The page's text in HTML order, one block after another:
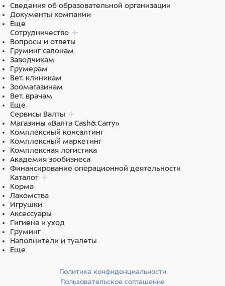
которые он заслуживает.
Состав
Резина
Сведения об образовательной организации
Документы компании
Еще
Сотрудничество
Вопросы и ответы
Груминг салонам
Заводчикам
Грумерам
Вет. клиникам
Зоомагазинам
Вет. врачам
Еще
Сервисы Валты
Магазины «Валта Cash&Carry»
Комплексный консалтинг
Комплексный маркетинг
Комплексная логистика
Академия зообизнеса
Финансирование операционной деятельности
Каталог
Корма
Лакомства
Игрушки
Аксессуары
Гигиена и уход
Груминг
Наполнители и туалеты
Еще
Политика конфиденциальности
Пользовательское соглашение